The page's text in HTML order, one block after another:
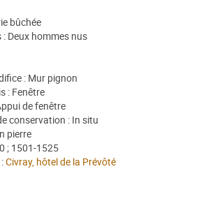
bûchée
Deux hommes nus
: Mur pignon
: Fenêtre
de fenêtre
conservation : In situ
pierre
; 1501-1525
Civray, hôtel de la Prévôté